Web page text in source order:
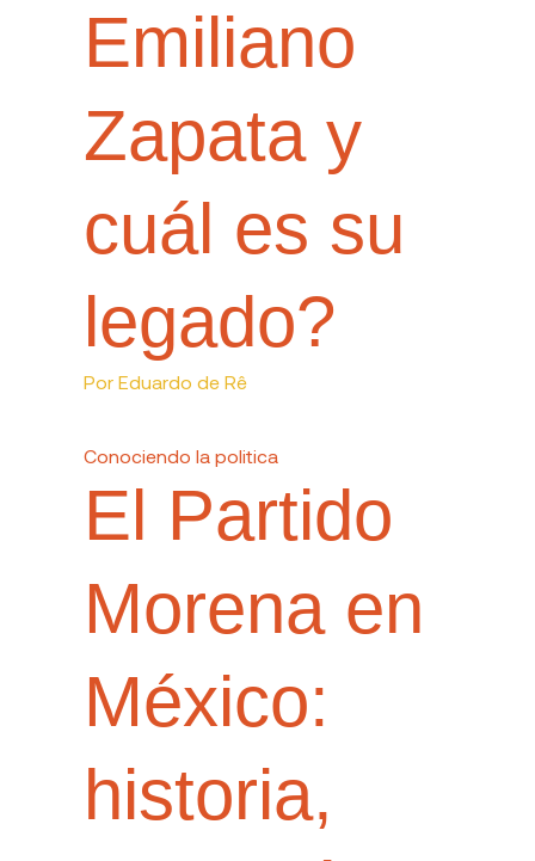
Emiliano
Zapata y
cuál es su
legado?
Por Eduardo de Rê
Conociendo la politica
El Partido
Morena en
México:
historia,